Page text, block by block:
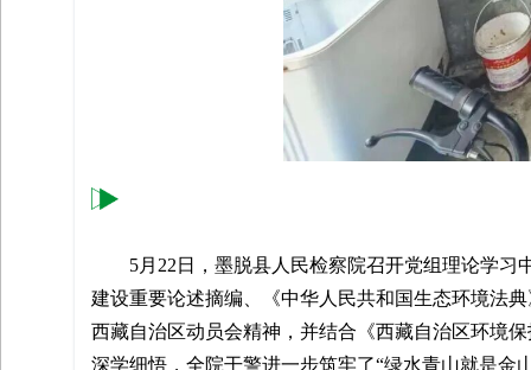
5月22日，墨脱县人民检察院召开党组理论学
建设重要论述摘编、《中华人民共和国生态环境法
西藏自治区动员会精神，并结合《西藏自治区环境
深学细悟，全院干警进一步筑牢了“绿水青山就是金